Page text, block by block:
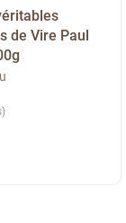
de Vire Paul